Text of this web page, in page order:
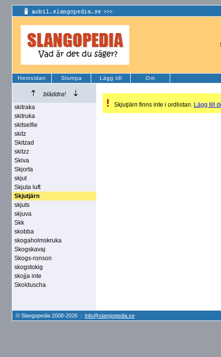
Hemsidan Slumpa Lägg till Om
bläddra!
skitraka
skitruka
skitselfie
skitz
Skitzad
skitzz
Skiva
Skjorta
skjut
Skjuta luft
Skjutjärn
skjuts
skjuva
Skk
skobba
skogaholmskruka
Skogskavaj
Skogs-ronson
skogstokig
skojja inte
Skolduscha
! Skjutjärn finns inte i ordlistan. Lägg till
© Slangopedia 2008-2026 : info@slangopedia.se